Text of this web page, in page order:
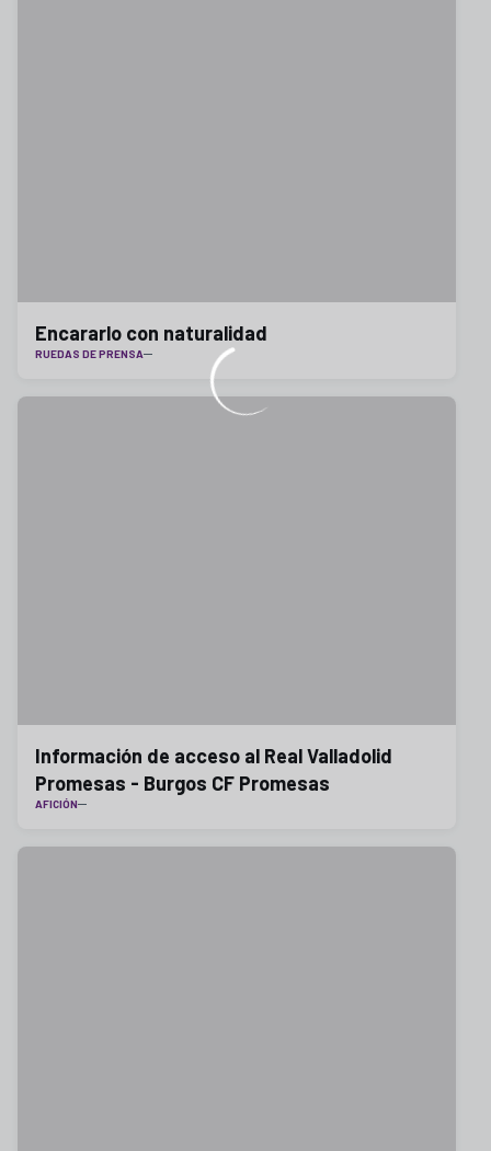
Encararlo con naturalidad
RUEDAS DE PRENSA
Información de acceso al Real Valladolid
Promesas - Burgos CF Promesas
AFICIÓN